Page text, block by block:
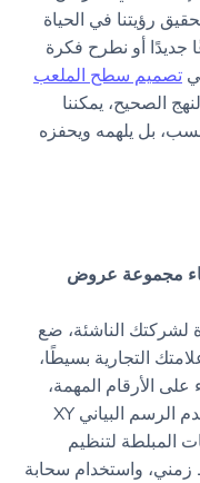
رؤيتنا في الحياة
جديدًا أو نطرح فكرة
تصميم سطح الملعب
الصحيح، يمكننا
بل يلهمه ويحفزه
مجموعة عروض
الناشئة، ضع
التجارية بسيطًا،
الأرقام المهمة،
وتبسيط النص باستخدام الرموز، واستخدم الرسم البياني XY
المبلطة لتنظيم
واستخدام سحابة